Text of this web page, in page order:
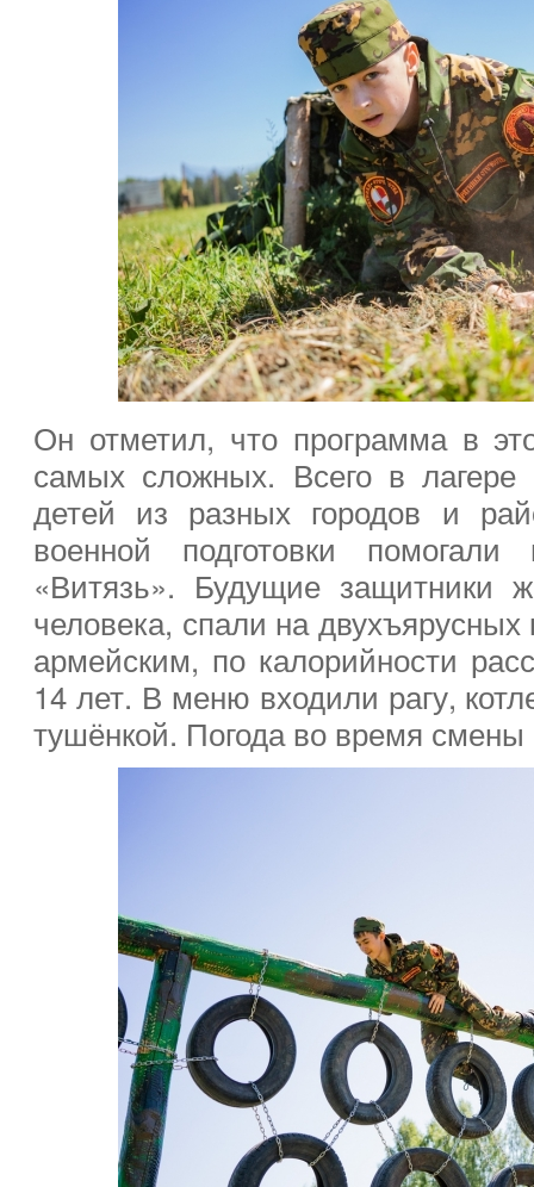
Он отметил, что программа в
самых сложных. Всего в лагере
детей из разных городов и
военной подготовки помогали
«Витязь». Будущие защитники
человека, спали на
армейским, по калорийности
14 лет. В меню входили рагу,
тушёнкой. Погода во время